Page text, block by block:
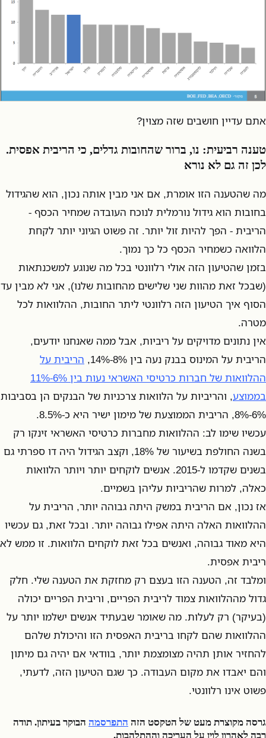
אתם עדיין חושבים שזה מצוין?
טענה רביעית: נו, ברור שהחובות גדלים, כי הריבית אפסית.
לכן זה גם לא נורא
מה שהטענה הזו אומרת, אם אני מבין אותה נכון, הוא שהגידול
בחובות הוא גידול נורמלית לנוכח העובדה שמחיר הכסף -
הריבית - הפך להיות זול יותר. זה פשוט הגיוני יותר לקחת
הלוואה כשמחיר הכסף כל כך נמוך.
בזמן שהטיעון הזה אולי רלוונטי בכל מה שנוגע למשכנתאות
(שבכל זאת מהוות שני שלישים מהחובות שלנו), אני לא מבין עד
הסוף איך הטיעון הזה רלוונטי ליתר החובות, ההלוואות לכל
מטרה.
אין נתונים מדויקים על ריביות, אבל ממה שאנחנו יודעים,
הריבית על המינוס בבנק נעה בין 8%-14%,
הריבית על
ההלוואות של חברות כרטיסי האשראי נעות בין 6%-11%
בממוצע, והריביות על הלוואות צרכניות של הבנקים הן בסביבות
6%-8%, הריבית הממוצעת של מימון ישיר היא כ-8.5%.
עכשיו שימו לב: ההלוואות מחברות כרטיסי האשראי זינקו רק
בשנה החולפת בשיעור של 18%, וקצב הגידול היה דו ספרתי גם
בשנים שקדמו ל-2015. אנשים לוקחים יותר ויותר הלוואות
כאלה, למרות שהריביות עליהן בשמיים.
אז נכון, אם הריבית במשק היתה גבוהה יותר, הריבית על
ההלוואות האלה היתה אפילו גבוהה יותר. ובכל זאת, גם עכשיו
היא מאוד גבוהה, ואנשים בכל זאת לוקחים הלוואות. זו ממש לא
ריבית אפסית.
ומלבד זה, הטענה הזו בעצם רק מחזקת את הטענה שלי. חלק
גדול מההלוואות צמוד לריבית הפריים, וריבית הפריים יכולה
(בעיקר) רק לעלות. מה שאומר שבעתיד אנשים ישלמו יותר על
ההלוואות שהם לקחו בריבית האפסית הזו והיכולת שלהם
להחזיר אותן תהיה מצומצמת יותר, בוודאי אם יהיה גם מיתון
והם יאבדו את מקום העבודה. כך שגם הטיעון הזה, לדעתי,
פשוט אינו רלוונטי.
גרסה מקוצרת מעט של הטקסט הזה התפרסמה הבוקר בעיתון. תודה
רבה לאהרון לוין על העריכה וההתלהבות.